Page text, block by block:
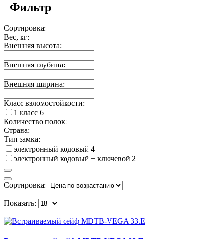
Фильтр
Сортировка:
Вес, кг:
Внешняя высота:
Внешняя глубина:
Внешняя ширина:
Класс взломостойкости:
1 класс 6
Количество полок:
Страна:
Тип замка:
электронный кодовый 4
электронный кодовый + ключевой 2
Сортировка:
Показать: